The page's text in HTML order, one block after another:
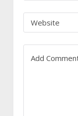
Website
Add